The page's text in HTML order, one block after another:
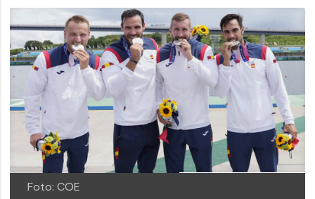
Foto: COE